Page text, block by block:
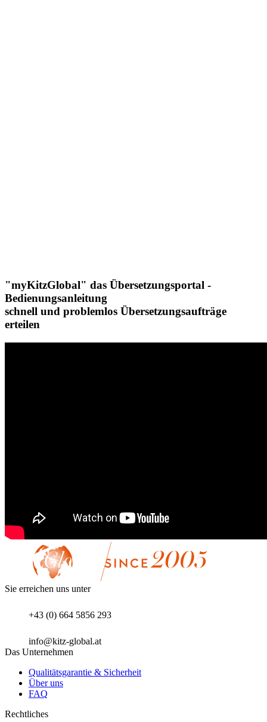
"myKitzGlobal" das Übersetzungsportal -
Bedienungsanleitung
schnell und problemlos Übersetzungsaufträge
erteilen
Sie erreichen uns unter
+43 (0) 664 5856 293
info@kitz-global.at
Das Unternehmen
Qualitätsgarantie & Sicherheit
Über uns
FAQ
Rechtliches